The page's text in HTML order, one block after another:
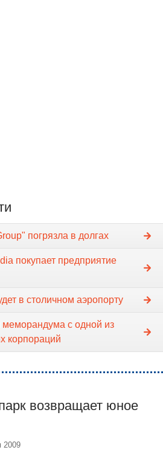
погрязла в долгах
покупает предприятие
в столичном аэропорту
меморандума с одной из
корпораций
возвращает юное
2009